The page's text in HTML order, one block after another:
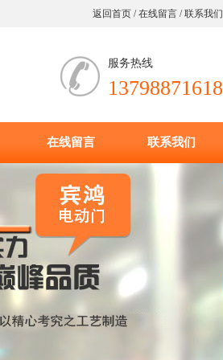
返回首页 /在线留言 /联系我们
服务热线
13798871618
在线留言 联系我们